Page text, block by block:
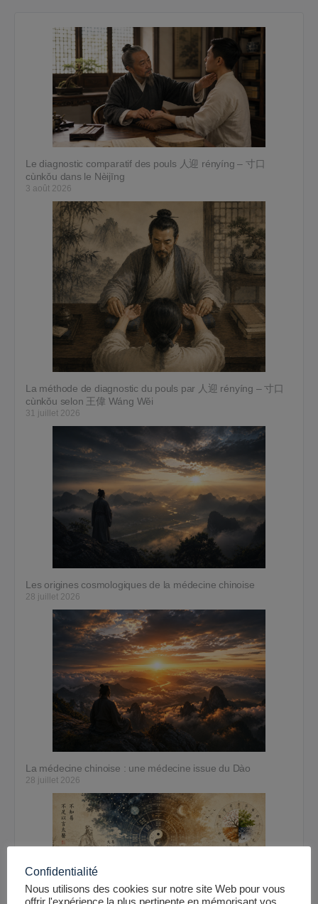
Le diagnostic comparatif des pouls 人迎 rényíng – 寸口
cùnkǒu dans le Nèijīng
3 août 2026
La méthode de diagnostic du pouls par 人迎 rényíng – 寸口
cùnkǒu selon 王偉 Wáng Wěi
31 juillet 2026
Les origines cosmologiques de la médecine chinoise
28 juillet 2026
La médecine chinoise : une médecine issue du Dào
28 juillet 2026
Confidentialité
Nous utilisons des cookies sur notre site Web pour vous
offrir l'expérience la plus pertinente en mémorisant vos